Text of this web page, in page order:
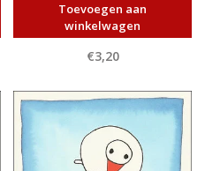
Toevoegen aan
winkelwagen
€3,20